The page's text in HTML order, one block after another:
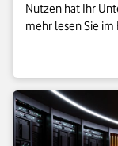
Nutzen hat Ihr
mehr lesen Sie im